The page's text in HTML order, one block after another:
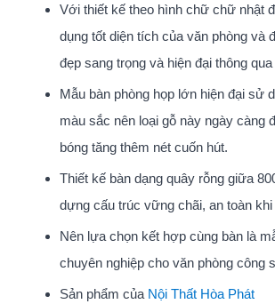
Với thiết kế theo hình chữ chữ nhật
dụng tốt diện tích của văn phòng và
đẹp sang trọng và hiện đại thông
Mẫu bàn phòng họp lớn hiện đại sử
màu sắc nên loại gỗ này ngày càng
bóng tăng thêm nét cuốn hút.
Thiết kế bàn dạng quây rỗng giữa
dựng cấu trúc vững chãi, an toàn
Nên lựa chọn kết hợp cùng bàn là
chuyên nghiệp cho văn phòng công
Sản phẩm của Nội Thất Hòa Phát